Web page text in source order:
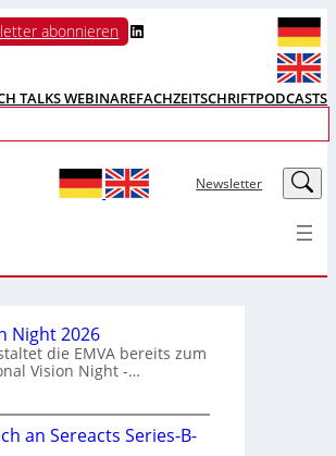
abonnieren LinkedIn
TALKS WEBINAREFACHZEITSCHRIFTPODCASTS
Newsletter LinkedIn
Night 2026
die EMVA bereits zum
Vision Night -…
an Sereacts Series-B-